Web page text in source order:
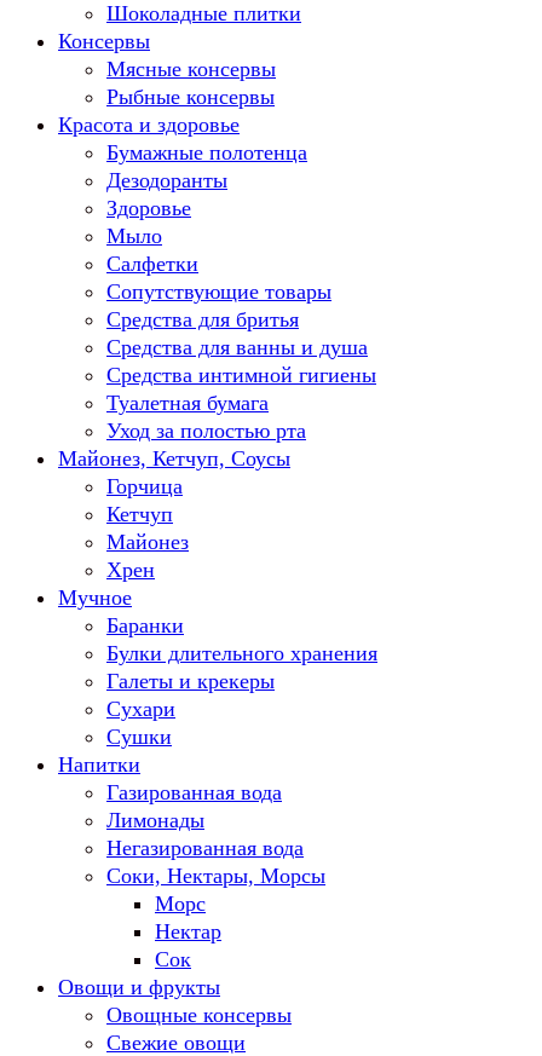
Шоколадные плитки
Консервы
Мясные консервы
Рыбные консервы
Красота и здоровье
Бумажные полотенца
Дезодоранты
Здоровье
Мыло
Салфетки
Сопутствующие товары
Средства для бритья
Средства для ванны и душа
Средства интимной гигиены
Туалетная бумага
Уход за полостью рта
Майонез, Кетчуп, Соусы
Горчица
Кетчуп
Майонез
Хрен
Мучное
Баранки
Булки длительного хранения
Галеты и крекеры
Сухари
Сушки
Напитки
Газированная вода
Лимонады
Негазированная вода
Соки, Нектары, Морсы
Морс
Нектар
Сок
Овощи и фрукты
Овощные консервы
Свежие овощи